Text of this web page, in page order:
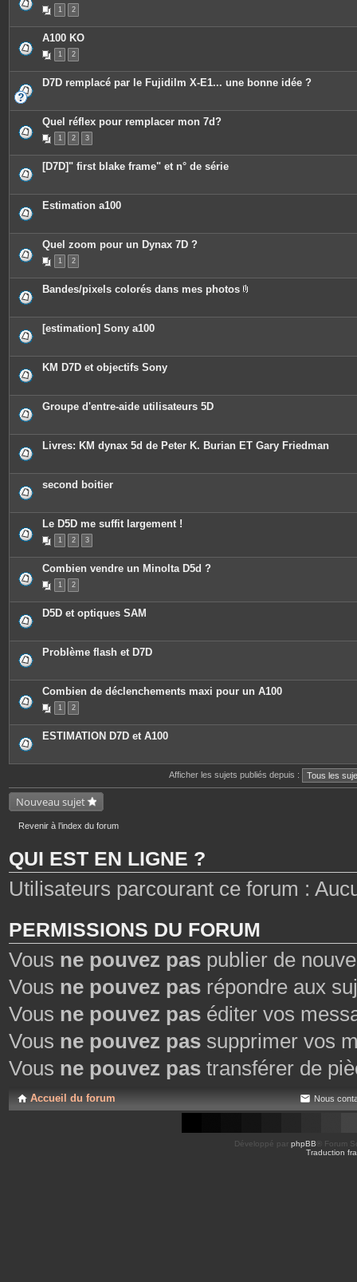
1 2
A100 KO
1 2
D7D remplacé par le Fujidilm X-E1... une bonne idée ?
Quel réflex pour remplacer mon 7d?
1 2 3
[D7D]" first blake frame" et n° de série
Estimation a100
Quel zoom pour un Dynax 7D ?
1 2
Bandes/pixels colorés dans mes photos
è
j
t
[estimation] Sony a100
KM D7D et objectifs Sony
Groupe d'entre-aide utilisateurs 5D
Livres: KM dynax 5d de Peter K. Burian ET Gary Friedman
second boitier
Le D5D me suffit largement !
1 2 3
Combien vendre un Minolta D5d ?
1 2
D5D et optiques SAM
Problème flash et D7D
Combien de déclenchements maxi pour un A100
1 2
ESTIMATION D7D et A100
Afficher les sujets publiés depuis :
Nouveau sujet
Revenir à l’index du forum
QUI EST EN LIGNE ?
Utilisateurs parcourant ce forum :
PERMISSIONS DU FORUM
Vous ne pouvez pas publier de
Vous ne pouvez pas répondre aux
Vous ne pouvez pas éditer vos
Vous ne pouvez pas supprimer vos
Vous ne pouvez pas transférer de
Accueil du forum Nous
Développé par phpBB ® Forum
Traduction